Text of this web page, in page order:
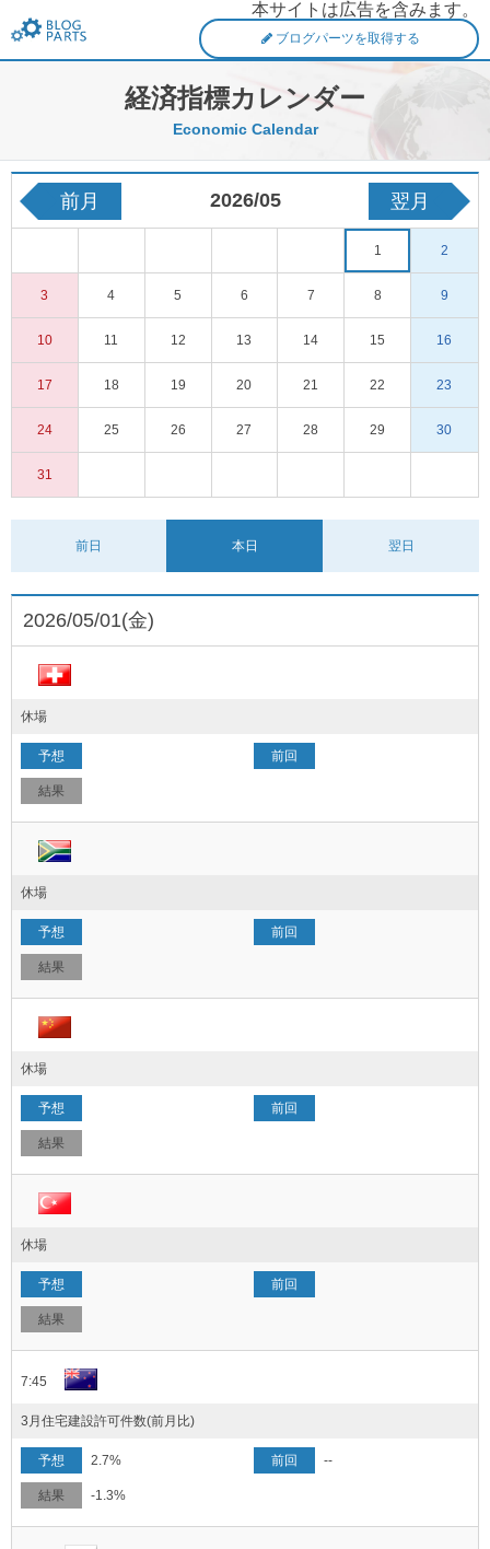
本サイトは広告を含みます。
ブログパーツを取得する
経済指標カレンダー
Economic Calendar
前月 2026/05 翌月
1 2
3 4 5 6 7 8 9
10 11 12 13 14 15 16
17 18 19 20 21 22 23
24 25 26 27 28 29 30
31
前日 本日 翌日
2026/05/01(金)
休場
休場
休場
休場
7:45
3月住宅建設許可件数(前月比)
2.7% --
-1.3%